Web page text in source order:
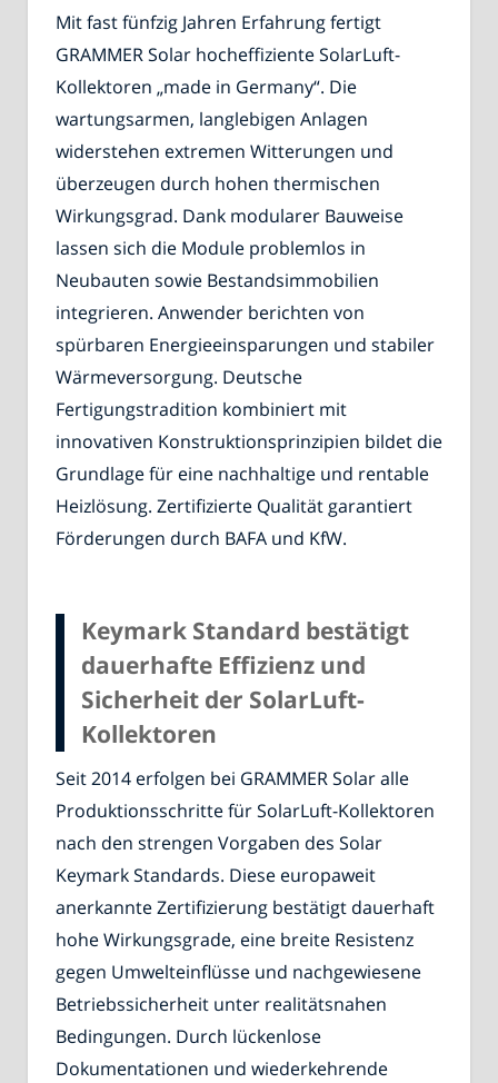
Mit fast fünfzig Jahren Erfahrung fertigt
GRAMMER Solar hocheffiziente SolarLuft-
Kollektoren „made in Germany“. Die
wartungsarmen, langlebigen Anlagen
widerstehen extremen Witterungen und
überzeugen durch hohen thermischen
Wirkungsgrad. Dank modularer Bauweise
lassen sich die Module problemlos in
Neubauten sowie Bestandsimmobilien
integrieren. Anwender berichten von
spürbaren Energieeinsparungen und stabiler
Wärmeversorgung. Deutsche
Fertigungstradition kombiniert mit
innovativen Konstruktionsprinzipien bildet die
Grundlage für eine nachhaltige und rentable
Heizlösung. Zertifizierte Qualität garantiert
Förderungen durch BAFA und KfW.
Keymark Standard bestätigt
dauerhafte Effizienz und
Sicherheit der SolarLuft-
Kollektoren
Seit 2014 erfolgen bei GRAMMER Solar alle
Produktionsschritte für SolarLuft-Kollektoren
nach den strengen Vorgaben des Solar
Keymark Standards. Diese europaweit
anerkannte Zertifizierung bestätigt dauerhaft
hohe Wirkungsgrade, eine breite Resistenz
gegen Umwelteinflüsse und nachgewiesene
Betriebssicherheit unter realitätsnahen
Bedingungen. Durch lückenlose
Dokumentationen und wiederkehrende